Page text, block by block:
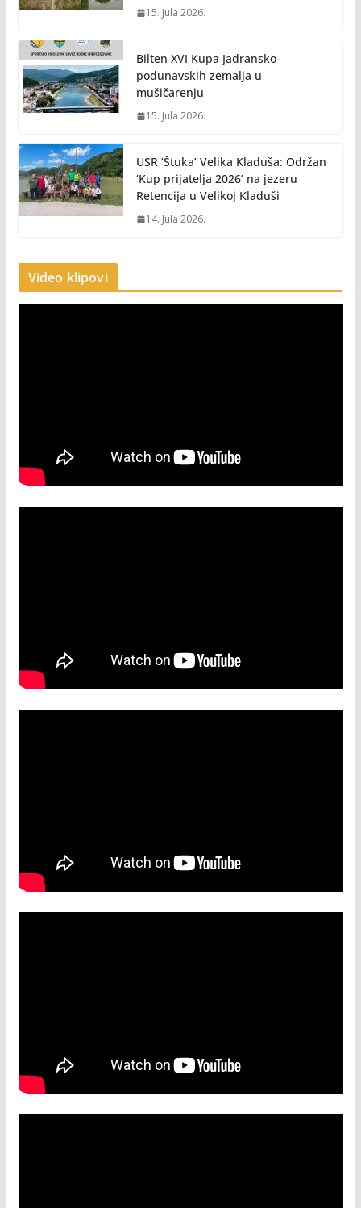
15. Jula 2026.
Bilten XVI Kupa Jadransko-
podunavskih zemalja u
mušičarenju
15. Jula 2026.
USR ‘Štuka’ Velika Kladuša: Održan
‘Kup prijatelja 2026’ na jezeru
Retencija u Velikoj Kladuši
14. Jula 2026.
Video klipovi